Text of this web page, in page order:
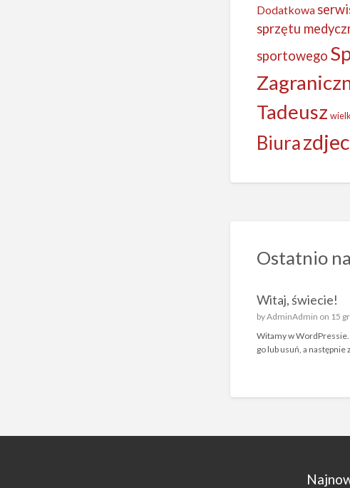
Dodatkowa
sprzętu
sportowego
Tadeusz
Biura
Ostatnio
Witaj, świecie!
byAdminAdmin on 15
Witamy w
go lub usuń, a następnie